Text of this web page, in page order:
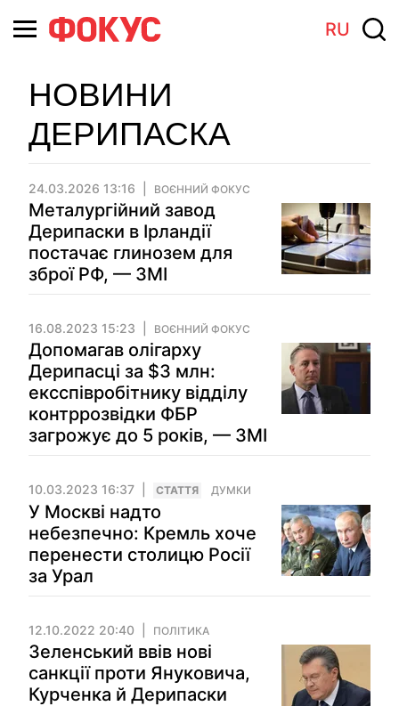
RU
НОВИНИ
ДЕРИПАСКА
24.03.2026 13:16 ВОЄННИЙ ФОКУС
Металургійний завод
Дерипаски в Ірландії
постачає глинозем для
зброї РФ, — ЗМІ
16.08.2023 15:23 ВОЄННИЙ ФОКУС
Допомагав олігарху
Дерипасці за $3 млн:
ексспівробітнику відділу
контррозвідки ФБР
загрожує до 5 років, — ЗМІ
10.03.2023 16:37 СТАТТЯ ДУМКИ
У Москві надто
небезпечно: Кремль хоче
перенести столицю Росії
за Урал
12.10.2022 20:40 ПОЛІТИКА
Зеленський ввів нові
санкції проти Януковича,
Курченка й Дерипаски